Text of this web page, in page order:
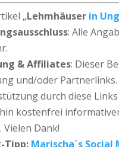
„Lehmhäuserin
: Alle
& Affiliates: Dieser
und/oder Partnerlinks.
durch diese
kostenfrei
Vielen Dank!
Tipp: Marischa´s Social